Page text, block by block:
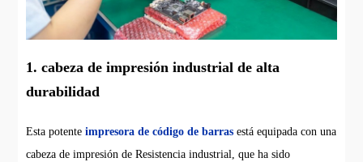
1. cabeza de impresión industrial de alta
durabilidad
Esta potenteimpresora de código de barras está equipada con una
cabeza de impresión de Resistencia industrial, que ha sido